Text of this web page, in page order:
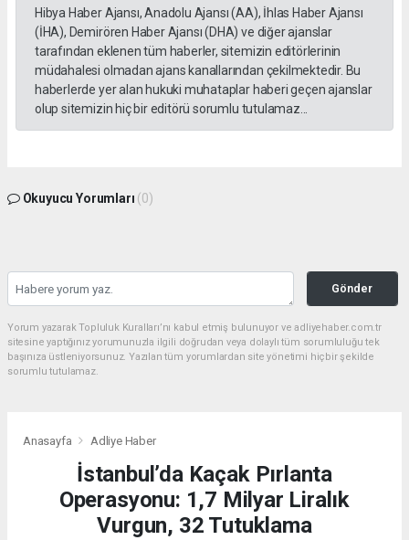
Hibya Haber Ajansı, Anadolu Ajansı (AA), İhlas Haber Ajansı
(İHA), Demirören Haber Ajansı (DHA) ve diğer ajanslar
tarafından eklenen tüm haberler, sitemizin editörlerinin
müdahalesi olmadan ajans kanallarından çekilmektedir. Bu
haberlerde yer alan hukuki muhataplar haberi geçen ajanslar
olup sitemizin hiç bir editörü sorumlu tutulamaz...
Okuyucu Yorumları (0)
Gönder
Yorum yazarak Topluluk Kuralları’nı kabul etmiş bulunuyor ve adliyehaber.com.tr
sitesine yaptığınız yorumunuzla ilgili doğrudan veya dolaylı tüm sorumluluğu tek
başınıza üstleniyorsunuz. Yazılan tüm yorumlardan site yönetimi hiçbir şekilde
sorumlu tutulamaz.
Anasayfa Adliye Haber
İstanbul’da Kaçak Pırlanta
Operasyonu: 1,7 Milyar Liralık
Vurgun, 32 Tutuklama